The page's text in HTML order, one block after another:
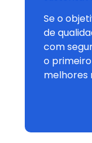
Se o
de
com
o
melhores